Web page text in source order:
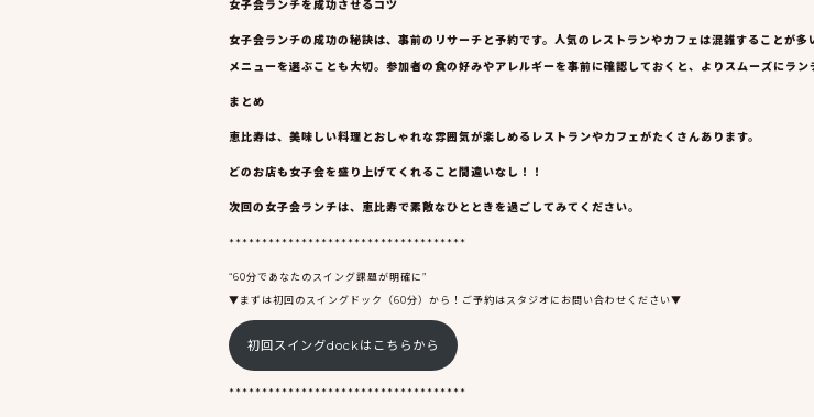
女子会ランチを成功させるコツ
女子会ランチの成功の秘訣は、事前のリサーチと予約です。人気のレストランやカフェは混雑することが
メニューを選ぶことも大切。参加者の食の好みやアレルギーを事前に確認しておくと、よりスムーズにラン
まとめ
恵比寿は、美味しい料理とおしゃれな雰囲気が楽しめるレストランやカフェがたくさんあります。
どのお店も女子会を盛り上げてくれること間違いなし！！
次回の女子会ランチは、恵比寿で素敵なひとときを過ごしてみてください。
************************************
“60分であなたのスイング課題が明確に”
▼まずは初回のスイングドック（60分）から！ご予約はスタジオにお問い合わせください▼
初回スイングdockはこちらから
************************************